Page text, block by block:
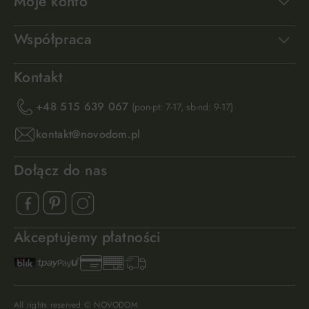
Współpraca
Kontakt
+48 515 639 067 (pon-pt: 7-17, sb-nd: 9-17)
kontakt@novodom.pl
Dołącz do nas
Akceptujemy płatności
All rights reserved © NOVODOM